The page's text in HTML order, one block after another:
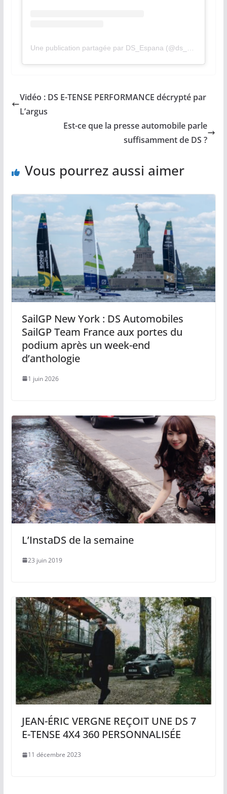
Une publication partagée par DS_Espana (@ds_espana)
Vidéo : DS E-TENSE PERFORMANCE décrypté par
L’argus
Est-ce que la presse automobile parle
suffisamment de DS ?
Vous pourrez aussi aimer
SailGP New York : DS Automobiles
SailGP Team France aux portes du
podium après un week-end
d’anthologie
1 juin 2026
L’InstaDS de la semaine
23 juin 2019
JEAN-ÉRIC VERGNE REÇOIT UNE DS 7
E-TENSE 4X4 360 PERSONNALISÉE
11 décembre 2023